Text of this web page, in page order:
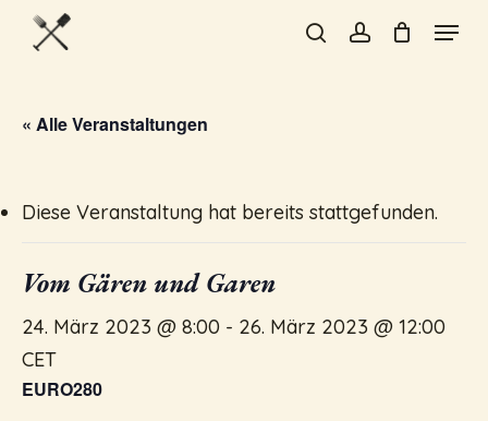
Skip
content
searchaccount
Menu
« Alle Veranstaltungen
Diese Veranstaltung hat bereits stattgefunden.
Vom Gären und Garen
24. März 2023 @ 8:00 - 26. März 2023 @ 12:00
CET
EURO280